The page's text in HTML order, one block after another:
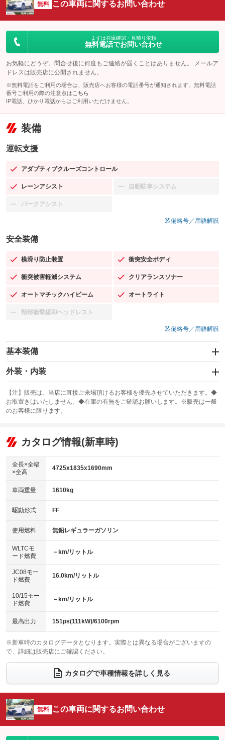
無料 この車両に関するお問い合わせ
まずは在庫確認・見積り依頼
無料電話でお問い合わせ
お気軽にどうぞ。問合せ後に何度もご連絡が届くことはありません。 メールア
ドレスは販売店に公開されません。
※無料電話をご利用の場合は、販売店へお客様の電話番号が通知されます。無料電話
番号ご利用の際の注意点は こちら
IP電話、ひかり電話からはご利用いただけません。
装備
運転支援
アダプティブクルーズコントロール
：装備あり
レーンアシスト
：装備あり 自動駐車システム
：装備なし
パークアシスト
：装備なし
装備略号／用語解説
安全装備
横滑り防止装置
：装備あり 衝突安全ボディ
：装備あり
衝突被害軽減システム
：装備あり クリアランスソナー
：装備あり
オートマチックハイビーム
：装備あり オートライト
：装備あり
頸部衝撃緩和ヘッドレスト
：装備なし
装備略号／用語解説
基本装備
エアバッグ：運転席/助手席/サイド
：装備あり
：装備なし
サンルーフ
：装備なし ABS
リフトアップ
：装備なし
：装備なし
パワーウィンドウ
アイドリングストップ
：装備あり
USB入力端子
：装備なし
100V電源
：装備なし
センターデフロック
：装備なし
電動格納ミラー
：装備あり
外装・内装
カーナビ：SDナビ
：装備あり
TV：フルセグ
：装備あり
ビジュアル：-／DVD再生
：装備あり
アルミホイール：18インチ
：装備あり
HID(キセノンライト)
バックカメラ
エアロ
：装備なし
ローダウン
：装備なし
ベンチシート
：装備なし
チップアップシート
：装備なし
電動格納サードシート
：装備なし シートヒーター
：装備なし
ウォークスルー
電動リアゲート フロントカメラ
：装備あり
シートエアコン
：装備なし 全周囲カメラ
：装備あり
サイドカメラ
：装備あり ルーフレール
：装備なし
エアサスペンション ヘッドライトウォッシャー
【注】販売は、当店に直接ご来場頂けるお客様を優先させていただきます。◆
お取置きはいたしません。◆在庫の有無をご確認お願いします。※販売は一般
のお客様に限ります。
カタログ情報(新車時)
全長×全幅
×全高
4725x1835x1690mm
車両重量 1610kg
駆動形式 FF
使用燃料 無鉛レギュラーガソリン
WLTCモ
ード燃費
－km/リットル
JC08モー
ド燃費
16.0km/リットル
10/15モー
ド燃費
－km/リットル
最高出力 151ps(111kW)/6100rpm
※新車時のカタログデータとなります。実際とは異なる場合がございますの
で、詳細は販売店にご確認ください。
カタログで車種情報を詳しく見る
無料 この車両に関するお問い合わせ